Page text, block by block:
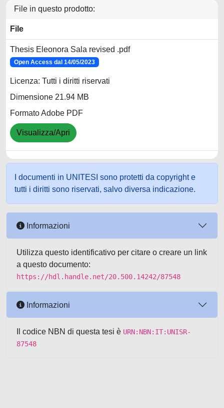
File in questo prodotto:
File
Thesis Eleonora Sala revised .pdf
Open Access dal 14/05/2023
Licenza: Tutti i diritti riservati
Dimensione 21.94 MB
Formato Adobe PDF
Visualizza/Apri
I documenti in UNITESI sono protetti da copyright e
tutti i diritti sono riservati, salvo diversa indicazione.
Informazioni
Utilizza questo identificativo per citare o creare un link
a questo documento:
https://hdl.handle.net/20.500.14242/87548
Informazioni
Il codice NBN di questa tesi è URN:NBN:IT:UNISR-
87548